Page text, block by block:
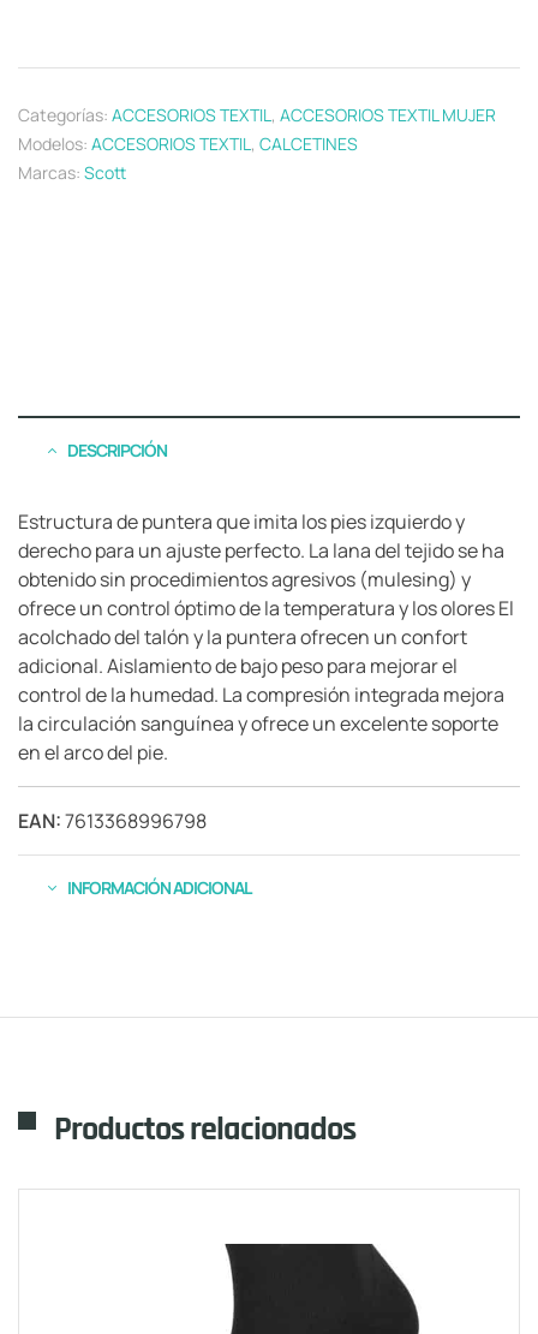
Categorías: ACCESORIOS TEXTIL , ACCESORIOS TEXTIL MUJER
Modelos: ACCESORIOS TEXTIL , CALCETINES
Marcas: Scott
DESCRIPCIÓN
Estructura de puntera que imita los pies izquierdo y
derecho para un ajuste perfecto. La lana del tejido se ha
obtenido sin procedimientos agresivos (mulesing) y
ofrece un control óptimo de la temperatura y los olores El
acolchado del talón y la puntera ofrecen un confort
adicional. Aislamiento de bajo peso para mejorar el
control de la humedad. La compresión integrada mejora
la circulación sanguínea y ofrece un excelente soporte
en el arco del pie.
EAN:7613368996798
INFORMACIÓN ADICIONAL
Productos relacionados